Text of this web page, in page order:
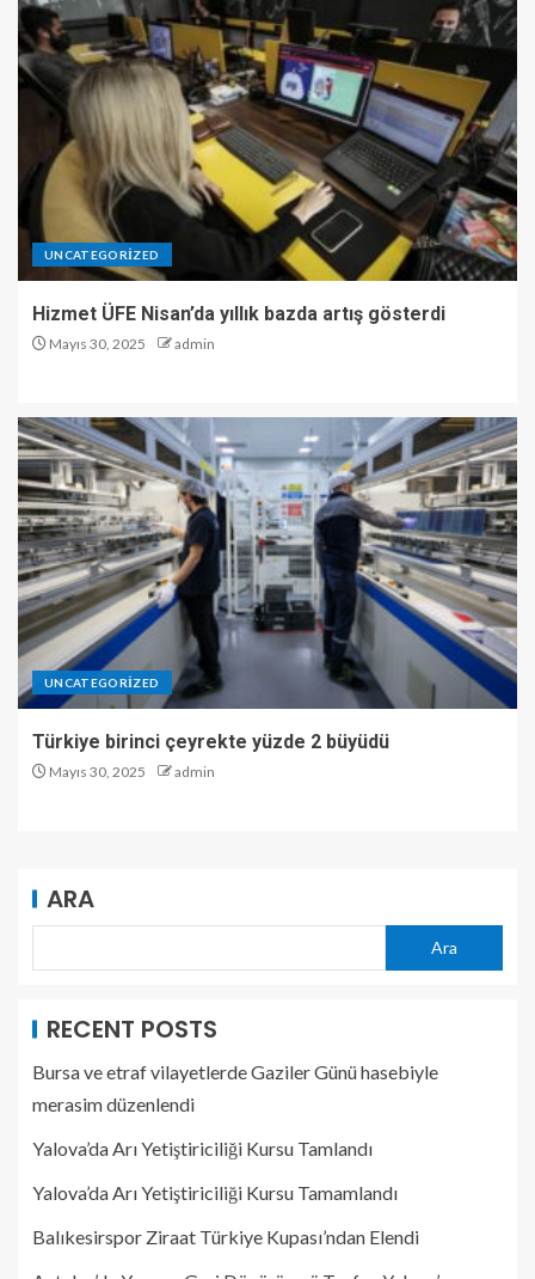
UNCATEGORIZED
Hizmet ÜFE Nisan’da yıllık bazda artış gösterdi
Mayıs 30, 2025 admin
UNCATEGORIZED
Türkiye birinci çeyrekte yüzde 2 büyüdü
Mayıs 30, 2025 admin
ARA
Ara
RECENT POSTS
Bursa ve etraf vilayetlerde Gaziler Günü hasebiyle
merasim düzenlendi
Yalova’da Arı Yetiştiriciliği Kursu Tamlandı
Yalova’da Arı Yetiştiriciliği Kursu Tamamlandı
Balıkesirspor Ziraat Türkiye Kupası’ndan Elendi